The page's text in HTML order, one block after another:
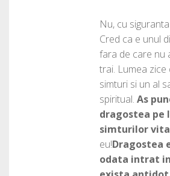
Nu, cu
Cred ca e unul
fara de care nu
trai. Lumea zice
simturi si un al
spiritual. As
dragostea pe
simturilor
eu!Dragostea
odata intrat